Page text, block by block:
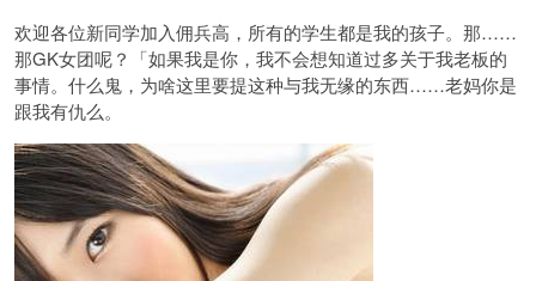
欢迎各位新同学加入佣兵高，所有的学生都是我的孩子。那……
那GK女团呢？「如果我是你，我不会想知道过多关于我老板的
事情。什么鬼，为啥这里要提这种与我无缘的东西……老妈你是
跟我有仇么。